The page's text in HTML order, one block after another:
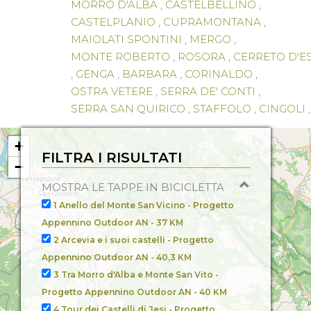
MORRO D'ALBA , CASTELBELLINO ,
CASTELPLANIO , CUPRAMONTANA ,
MAIOLATI SPONTINI , MERGO ,
MONTE ROBERTO , ROSORA , CERRETO
, GENGA , BARBARA , CORINALDO ,
OSTRA VETERE , SERRA DE' CONTI ,
SERRA SAN QUIRICO , STAFFOLO , CINGOLI ,
POGGIO SAN VICINO,MONTECAROTTO
POGGIO SAN MARCELLO
+
−
FILTRA I RISULTATI
MOSTRA LE TAPPE IN BICICLETTA
1 Anello del Monte San Vicino - Progetto
Appennino Outdoor AN - 37 KM
2 Arcevia e i suoi castelli - Progetto
Appennino Outdoor AN - 40,3 KM
3 Tra Morro d'Alba e Monte San Vito -
Progetto Appennino Outdoor AN - 40 KM